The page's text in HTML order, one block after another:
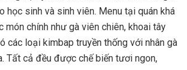
học sinh và sinh viên. Menu tại quán khá
món chính như gà viên chiên, khoai tây
các loại kimbap truyền thống với nhân gà
Tất cả đều được chế biến tươi ngon,